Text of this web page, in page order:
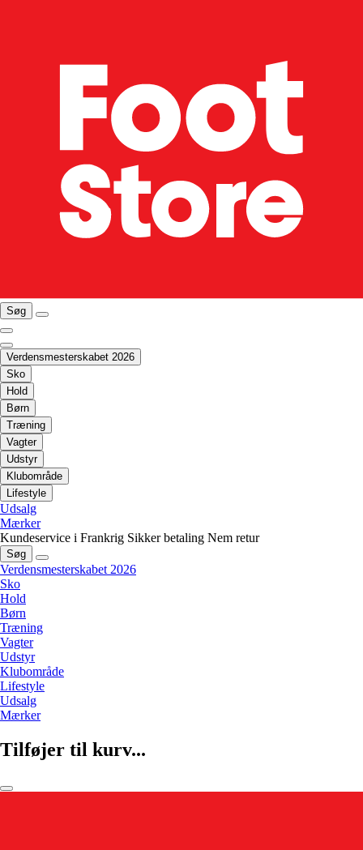
Søg
Verdensmesterskabet 2026
Sko
Hold
Børn
Træning
Vagter
Udstyr
Klubområde
Lifestyle
Udsalg
Mærker
Kundeservice i Frankrig Sikker betaling Nem retur
Søg
Verdensmesterskabet 2026
Sko
Hold
Børn
Træning
Vagter
Udstyr
Klubområde
Lifestyle
Udsalg
Mærker
Tilføjer til kurv...